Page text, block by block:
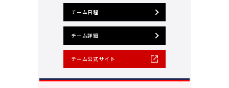
チーム日程
チーム詳細
チーム公式サイト